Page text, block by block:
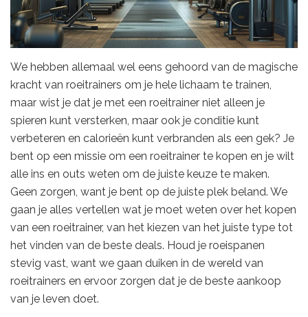
We hebben allemaal wel eens gehoord van de magische
kracht van roeitrainers om je hele lichaam te trainen,
maar wist je dat je met een roeitrainer niet alleen je
spieren kunt versterken, maar ook je conditie kunt
verbeteren en calorieën kunt verbranden als een gek? Je
bent op een missie om een roeitrainer te kopen en je wilt
alle ins en outs weten om de juiste keuze te maken.
Geen zorgen, want je bent op de juiste plek beland. We
gaan je alles vertellen wat je moet weten over het kopen
van een roeitrainer, van het kiezen van het juiste type tot
het vinden van de beste deals. Houd je roeispanen
stevig vast, want we gaan duiken in de wereld van
roeitrainers en ervoor zorgen dat je de beste aankoop
van je leven doet.